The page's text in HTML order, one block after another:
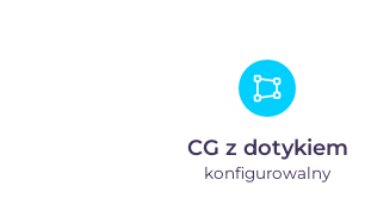
CG z dotykiem
konfigurowalny